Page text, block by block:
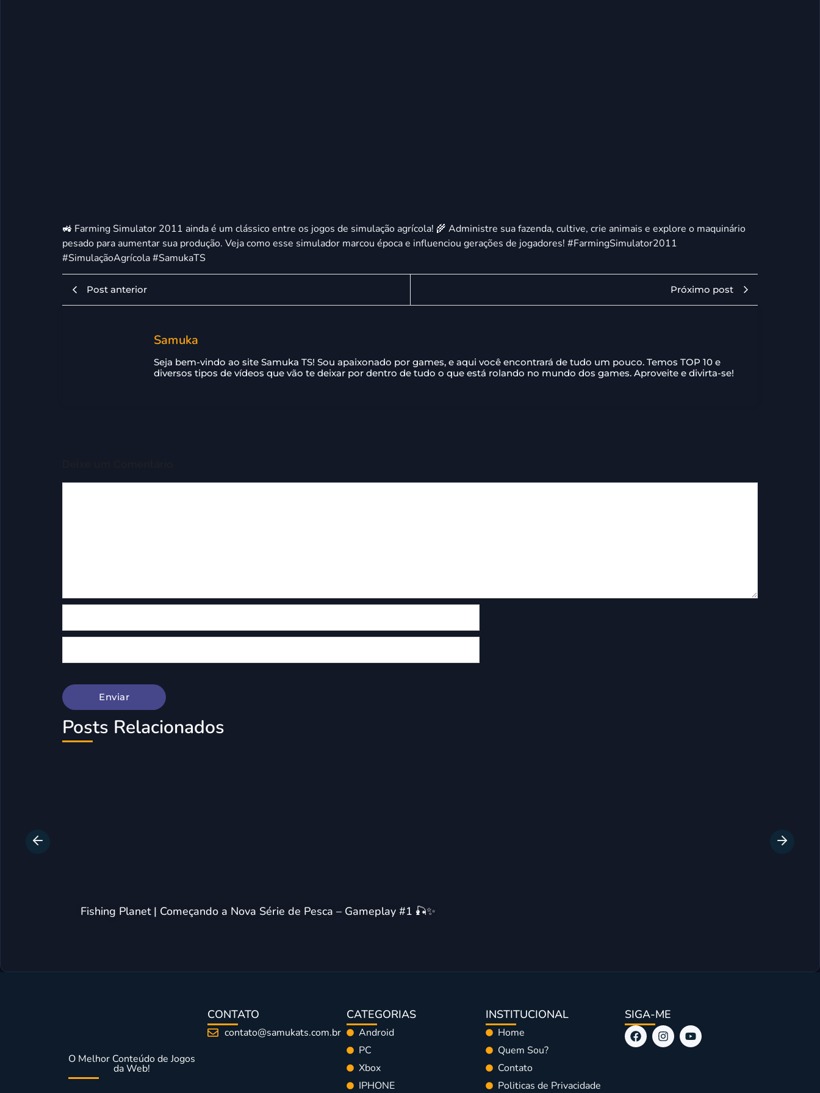
🚜 Farming Simulator 2011 ainda é um clássico entre os jogos de simulação agrícola! 🌾 Administre sua fazenda, cultive, crie animais e explore o maquinário
pesado para aumentar sua produção. Veja como esse simulador marcou época e influenciou gerações de jogadores! #FarmingSimulator2011
#SimulaçãoAgrícola #SamukaTS
Post anterior Próximo post
Samuka
Seja bem-vindo ao site Samuka TS! Sou apaixonado por games, e aqui você encontrará de tudo um pouco. Temos TOP 10 e
diversos tipos de vídeos que vão te deixar por dentro de tudo o que está rolando no mundo dos games. Aproveite e divirta-se!
Posts Relacionados
Fishing Planet | Começando a Nova Série de Pesca – Gameplay #1 🎣✨
O Melhor Conteúdo de Jogos
da Web!
CONTATO
contato@samukats.com.br
CATEGORIAS
Android
PC
Xbox
IPHONE
INSTITUCIONAL
Home
Quem Sou?
Contato
Politicas de Privacidade
SIGA-ME